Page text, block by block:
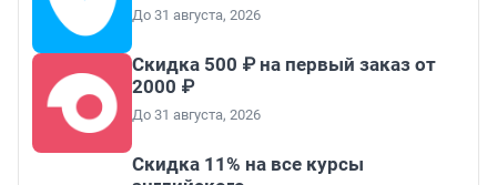
До 31 августа, 2026
Скидка 500 ₽ на первый заказ от
2000 ₽
До 31 августа, 2026
Скидка 11% на все курсы